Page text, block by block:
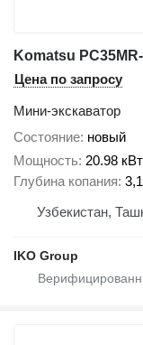
Komatsu
Цена по запросу
Мини-экскаватор
Состояние новый
Мощность 20.98
Глубина копания
Узбекистан,
IKO Group